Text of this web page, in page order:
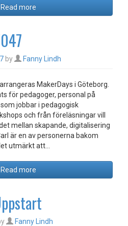
more
by Fanny Lindh
MakerDays i Göteborg.
för pedagoger, personal på
jobbar i pedagogisk
och från föreläsningar vill
mellan skapande, digitalisering
är en av personerna bakom
utmärkt att…
more
Fanny Lindh